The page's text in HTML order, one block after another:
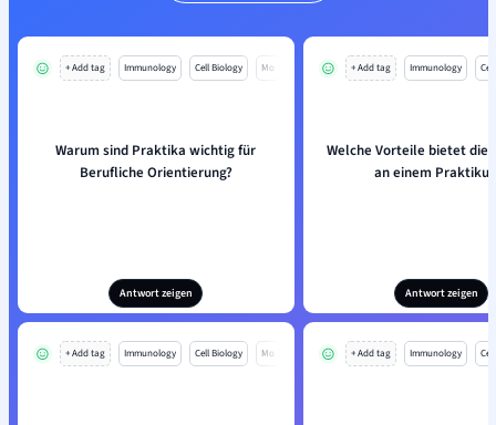
+ Add tag Immunology Cell Biology Mo
Warum sind Praktika wichtig für
Berufliche Orientierung?
Antwort zeigen
+ Add tag Immunology
Welche Vorteile bietet die
an einem
Antwort zeigen
+ Add tag Immunology Cell Biology Mo + Add tag Immunology